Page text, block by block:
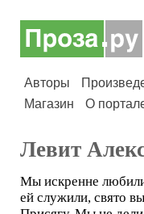
Авторы
Магазин
О
Левит
Мы искренне
ей служили, свято